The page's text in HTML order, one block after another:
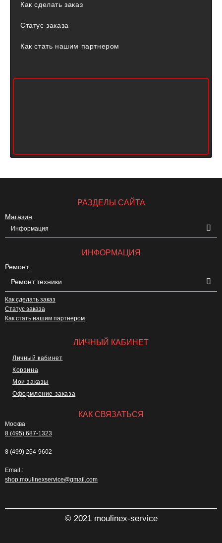
Как сделать заказ
Статус заказа
Как стать нашим партнером
РАЗДЕЛЫ САЙТА
Магазин
Информация
ИНФОРМАЦИЯ
Ремонт
Ремонт техники
Как сделать заказ
Статус заказа
Как стать нашим партнером
ЛИЧНЫЙ КАБИНЕТ
Личный кабинет
Корзина
Мои заказы
Оформление заказа
КАК СВЯЗАТЬСЯ
Москва
8 (495) 687-1323
8 (499) 264-9602
Email.:
shop.moulinexservice@gmail.com
© 2021 moulinex-service